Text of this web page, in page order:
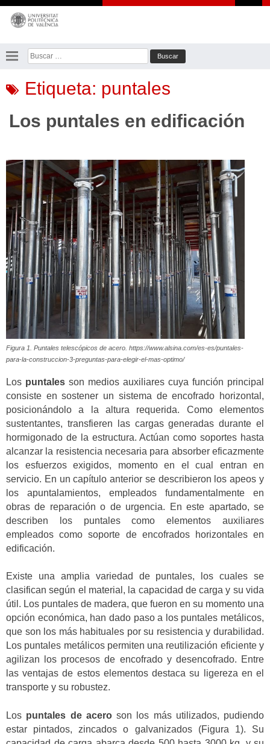
Saltar
contenido
Buscar:
Etiqueta: puntales
Los puntales en edificación
Figura 1. Puntales telescópicos de acero. https://www.alsina.com/es-es/puntales-
para-la-construccion-3-preguntas-para-elegir-el-mas-optimo/
Los puntales son medios auxiliares cuya función principal
consiste en sostener un sistema de encofrado horizontal,
posicionándolo a la altura requerida. Como elementos
sustentantes, transfieren las cargas generadas durante el
hormigonado de la estructura. Actúan como soportes hasta
alcanzar la resistencia necesaria para absorber eficazmente
los esfuerzos exigidos, momento en el cual entran en
servicio. En un capítulo anterior se describieron los apeos y
los apuntalamientos, empleados fundamentalmente en
obras de reparación o de urgencia. En este apartado, se
describen los puntales como elementos auxiliares
empleados como soporte de encofrados horizontales en
edificación.
Existe una amplia variedad de puntales, los cuales se
clasifican según el material, la capacidad de carga y su vida
útil. Los puntales de madera, que fueron en su momento una
opción económica, han dado paso a los puntales metálicos,
que son los más habituales por su resistencia y durabilidad.
Los puntales metálicos permiten una reutilización eficiente y
agilizan los procesos de encofrado y desencofrado. Entre
las ventajas de estos elementos destaca su ligereza en el
transporte y su robustez.
Los puntales de aceroson los más utilizados, pudiendo
estar pintados, zincados o galvanizados (Figura 1). Su